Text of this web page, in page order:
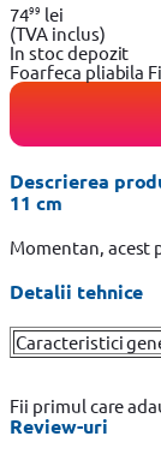
7499 lei
(TVA inclus)
In stoc depozit
Foarfeca pliabila
Descrierea
11 cm
Momentan, acest
Detalii tehnice
Caracteristici
Fii primul care
Review-uri